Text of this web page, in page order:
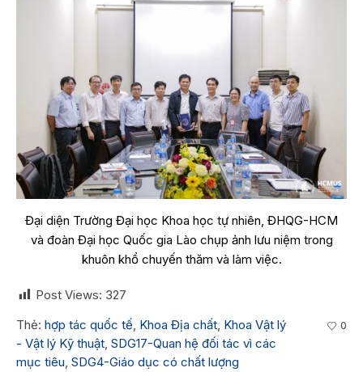
Đại diện Trường Đại học Khoa học tự nhiên, ĐHQG-HCM
và đoàn Đại học Quốc gia Lào chụp ảnh lưu niệm trong
khuôn khổ chuyến thăm và làm việc.
Post Views: 327
Thẻ: hợp tác quốc tế, Khoa Địa chất, Khoa Vật lý
- Vật lý Kỹ thuật, SDG17-Quan hệ đối tác vì các
mục tiêu, SDG4-Giáo dục có chất lượng
0